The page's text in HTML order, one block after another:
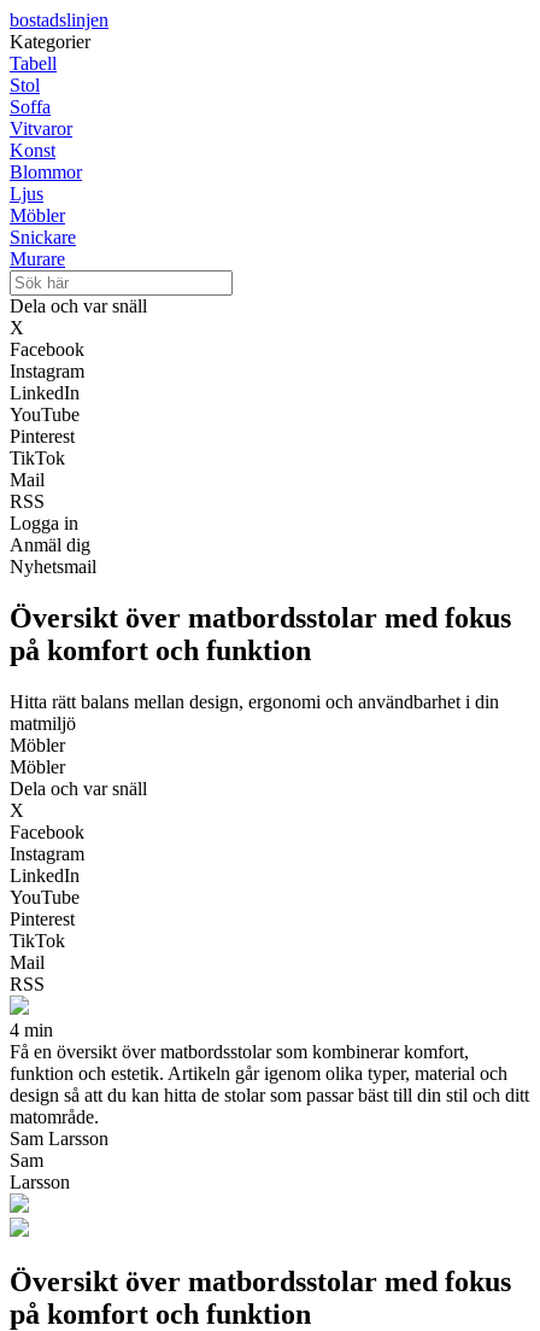
bostadslinjen
Kategorier
Tabell
Stol
Soffa
Vitvaror
Konst
Blommor
Ljus
Möbler
Snickare
Murare
Dela och var snäll
X
Facebook
Instagram
LinkedIn
YouTube
Pinterest
TikTok
Mail
RSS
Logga in
Anmäl dig
Nyhetsmail
Översikt över matbordsstolar med fokus
på komfort och funktion
Hitta rätt balans mellan design, ergonomi och användbarhet i din
matmiljö
Möbler
Möbler
Dela och var snäll
X
Facebook
Instagram
LinkedIn
YouTube
Pinterest
TikTok
Mail
RSS
4 min
Få en översikt över matbordsstolar som kombinerar komfort,
funktion och estetik. Artikeln går igenom olika typer, material och
design så att du kan hitta de stolar som passar bäst till din stil och ditt
matområde.
Sam Larsson
Sam
Larsson
Översikt över matbordsstolar med fokus
på komfort och funktion